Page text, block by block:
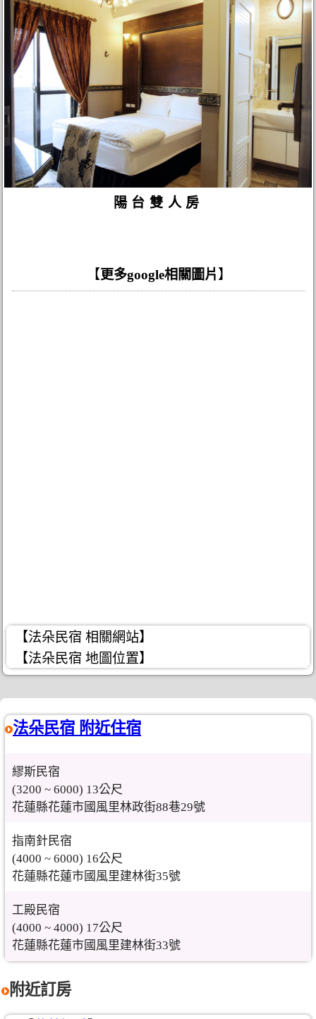
陽台雙人房
【更多google相關圖片 】
【法朵民宿 相關網站】
【法朵民宿 地圖位置】
法朵民宿 附近住宿
繆斯民宿
(3200 ~ 6000) 13公尺
花蓮縣花蓮市國風里林政街88巷29號
指南針民宿
(4000 ~ 6000) 16公尺
花蓮縣花蓮市國風里建林街35號
工殿民宿
(4000 ~ 4000) 17公尺
花蓮縣花蓮市國風里建林街33號
附近訂房